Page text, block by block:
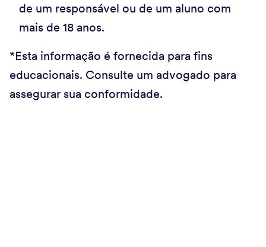
de um responsável ou de um aluno com
mais de 18 anos.
*Esta informação é fornecida para fins
educacionais. Consulte um advogado para
assegurar sua conformidade.